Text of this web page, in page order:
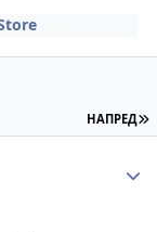
НАПРЕД